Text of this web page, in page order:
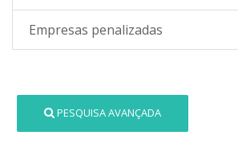
Empresas penalizadas
PESQUISA AVANÇADA